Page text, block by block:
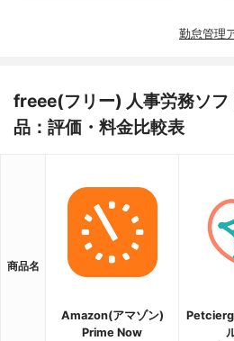
勤怠管理
freee(フリー) 人事労務ソ
品：評価・料金比較表
商品名
Amazon(アマゾン)
Prime Now